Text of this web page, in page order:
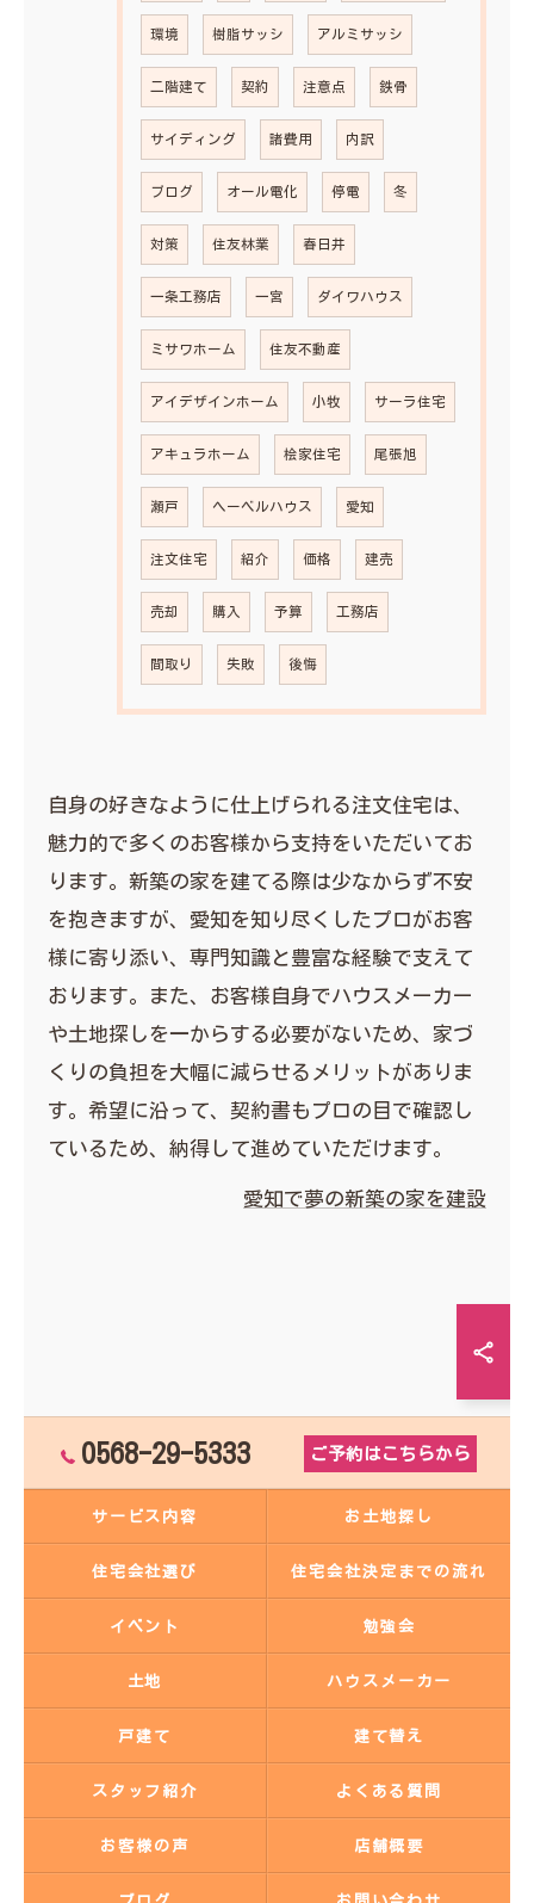
環境 樹脂サッシ アルミサッシ
二階建て 契約 注意点 鉄骨
サイディング 諸費用 内訳
ブログ オール電化 停電 冬
対策 住友林業 春日井
一条工務店 一宮 ダイワハウス
ミサワホーム 住友不動産
アイデザインホーム 小牧 サーラ住宅
アキュラホーム 桧家住宅 尾張旭
瀬戸 ヘーベルハウス 愛知
注文住宅 紹介 価格 建売
売却 購入 予算 工務店
間取り 失敗 後悔
自身の好きなように仕上げられる注文住宅は、
魅力的で多くのお客様から支持をいただいてお
ります。新築の家を建てる際は少なからず不安
を抱きますが、愛知を知り尽くしたプロがお客
様に寄り添い、専門知識と豊富な経験で支えて
おります。また、お客様自身でハウスメーカー
や土地探しを一からする必要がないため、家づ
くりの負担を大幅に減らせるメリットがありま
す。希望に沿って、契約書もプロの目で確認し
ているため、納得して進めていただけます。
愛知で夢の新築の家を建設
0568-29-5333 ご予約はこちらから
サービス内容 お土地探し
住宅会社選び 住宅会社決定までの流れ
イベント 勉強会
土地 ハウスメーカー
戸建て 建て替え
スタッフ紹介 よくある質問
お客様の声 店舗概要